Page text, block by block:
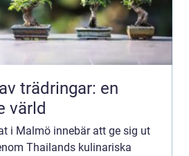
trädringar: en
värld
i Malmö innebär att ge sig ut
Thailands kulinariska